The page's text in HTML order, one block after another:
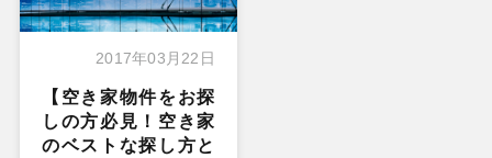
2017年03月22日
【空き家物件をお探
しの方必見！空き家
のベストな探し方と